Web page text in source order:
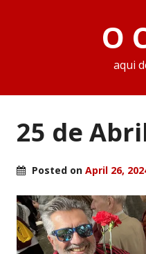
O
aqui
25 de
Posted on April 26,